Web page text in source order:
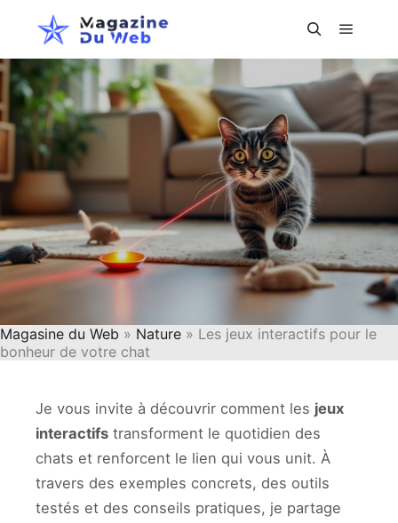
Magasine du Web » Nature » Les jeux interactifs pour le
bonheur de votre chat
Je vous invite à découvrir comment les jeux
interactifs transforment le quotidien des
chats et renforcent le lien qui vous unit. À
travers des exemples concrets, des outils
testés et des conseils pratiques, je partage